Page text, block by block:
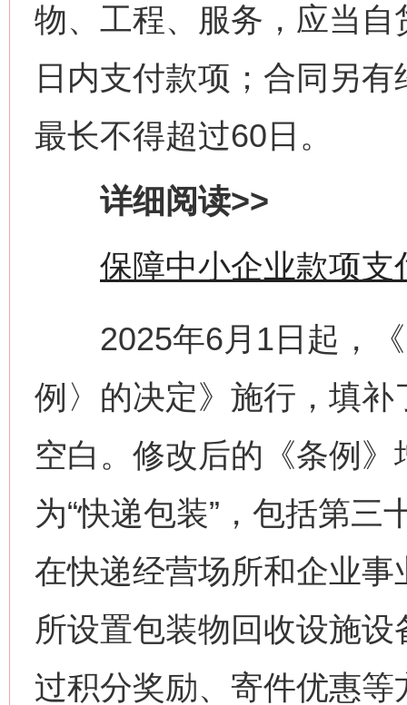
物、工程、服务，应当
日内支付款项；合同另
最长不得超过60日。
详细阅读>>
保障中小企业款项
2025年6月1日起，《
例〉的决定》施行，填
空白。修改后的《条例
为“快递包装”，包括第
在快递经营场所和企业
所设置包装物回收设施
过积分奖励、寄件优惠